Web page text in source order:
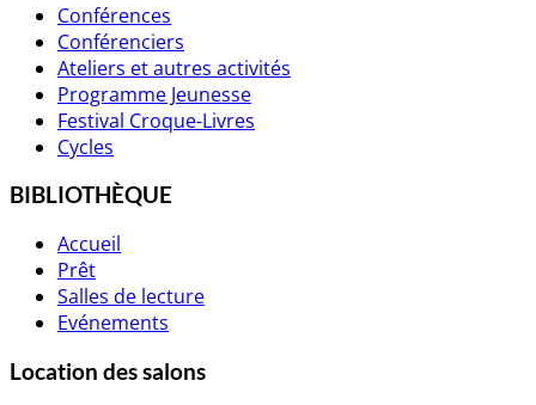
Conférences
Conférenciers
Ateliers et autres activités
Programme Jeunesse
Festival Croque-Livres
Cycles
BIBLIOTHÈQUE
Accueil
Prêt
Salles de lecture
Evénements
Location des salons